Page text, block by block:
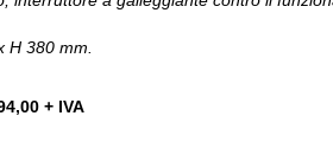
380 mm.
+ IVA